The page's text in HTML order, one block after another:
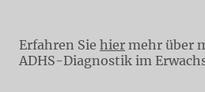
Erfahren Sie hier mehr über
ADHS-Diagnostik im